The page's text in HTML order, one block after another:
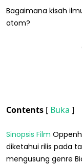
Bagaimana kisah
atom?
Contents [ Buka ]
Sinopsis Film
diketahui rilis pada
mengusung genre